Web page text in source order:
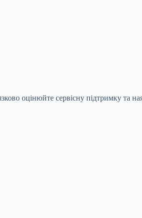
оцінюйте сервісну підтримку та